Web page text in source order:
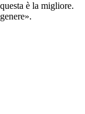
è la migliore.